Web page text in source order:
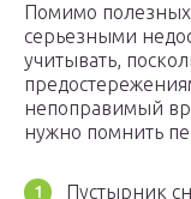
Помимо полезных
серьезными
учитывать,
непоправимый
нужно помнить
Пустырник